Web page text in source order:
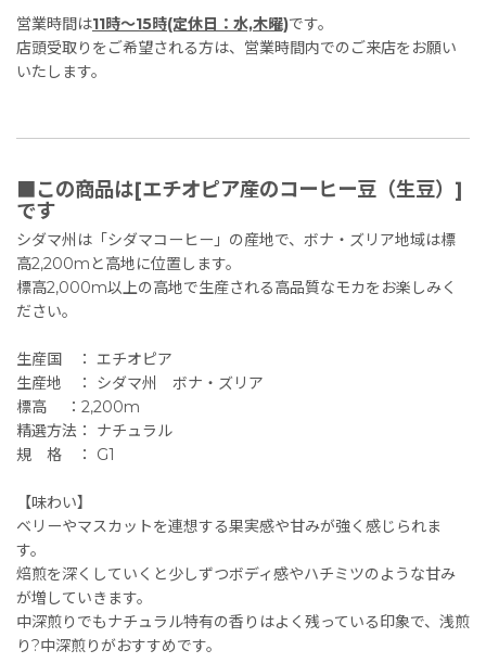
営業時間は11時〜15時(定休日：水,木曜)です。
店頭受取りをご希望される方は、営業時間内でのご来店をお願い
いたします。
■この商品は[エチオピア産のコーヒー豆（生豆）]
です
シダマ州は「シダマコーヒー」の産地で、ボナ・ズリア地域は標
高2,200mと高地に位置します。
標高2,000m以上の高地で生産される高品質なモカをお楽しみく
ださい。
生産国 ： エチオピア
生産地 ： シダマ州 ボナ・ズリア
標高 ：2,200m
精選方法： ナチュラル
規 格 ： G1
【味わい】
ベリーやマスカットを連想する果実感や甘みが強く感じられま
す。
焙煎を深くしていくと少しずつボディ感やハチミツのような甘み
が増していきます。
中深煎りでもナチュラル特有の香りはよく残っている印象で、浅煎
り?中深煎りがおすすめです。